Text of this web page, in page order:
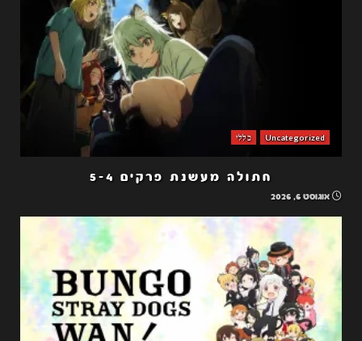
Uncategorized כללי
חתולה מעשנת פרקים 5-4
אוגוסט 6, 2026